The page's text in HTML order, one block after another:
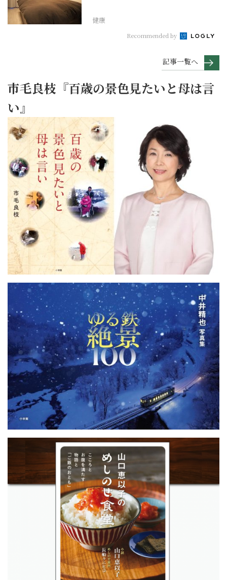
健康
Recommended by
記事一覧へ
市毛良枝『百歳の景色見たいと母は言
い』